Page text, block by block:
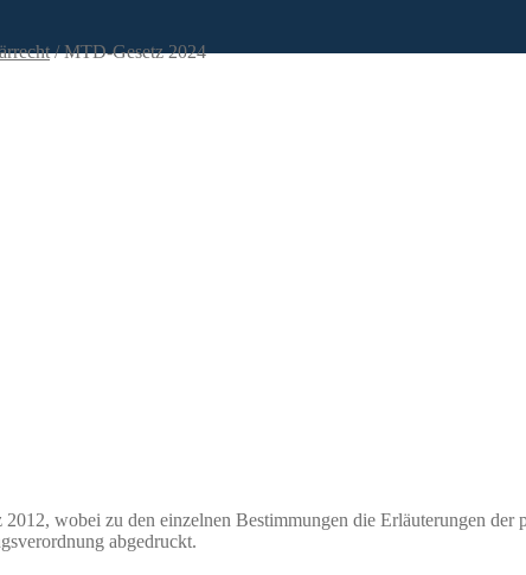
/MTD-Gesetz 2024
wobei zu den einzelnen Bestimmungen die Erläuterungen der
abgedruckt.